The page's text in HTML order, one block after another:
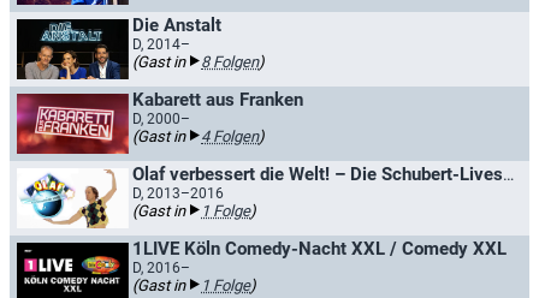
Die Anstalt
D, 2014–
(Gast in 8 Folgen)
Kabarett aus Franken
D, 2000–
(Gast in 4 Folgen)
Olaf verbessert die Welt! – Die Schubert-Liveshow
D, 2013–2016
(Gast in 1 Folge)
1LIVE Köln Comedy-Nacht XXL / Comedy XXL
D, 2016–
(Gast in 1 Folge)